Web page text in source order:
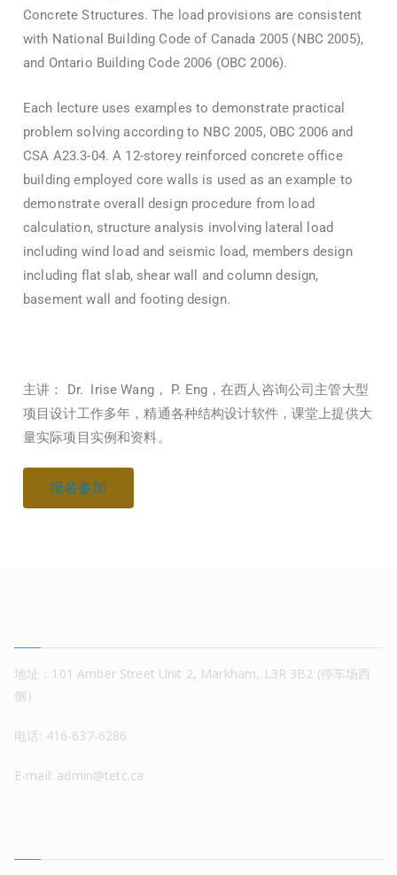
Concrete Structures. The load provisions are consistent
with National Building Code of Canada 2005 (NBC 2005),
and Ontario Building Code 2006 (OBC 2006).
Each lecture uses examples to demonstrate practical
problem solving according to NBC 2005, OBC 2006 and
CSA A23.3-04. A 12-storey reinforced concrete office
building employed core walls is used as an example to
demonstrate overall design procedure from load
calculation, structure analysis involving lateral load
including wind load and seismic load, members design
including flat slab, shear wall and column design,
basement wall and footing design.
主讲： Dr. Irise Wang， P. Eng，在西人咨询公司主管大型
项目设计工作多年，精通各种结构设计软件，课堂上提供大
量实际项目实例和资料。
报名参加
地址：101 Amber Street Unit 2, Markham, L3R 3B2 (停车场西
侧）
电话: 416-637-6286
E-mail: admin@tetc.ca